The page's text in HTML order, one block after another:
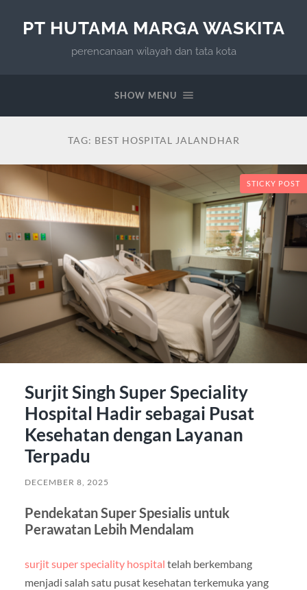
PT HUTAMA MARGA WASKITA
perencanaan wilayah dan tata kota
SHOW MENU
TAG: BEST HOSPITAL JALANDHAR
STICKY POST
Surjit Singh Super Speciality
Hospital Hadir sebagai Pusat
Kesehatan dengan Layanan
Terpadu
DECEMBER 8, 2025
Pendekatan Super Spesialis untuk
Perawatan Lebih Mendalam
surjit super speciality hospital telah berkembang
menjadi salah satu pusat kesehatan terkemuka yang